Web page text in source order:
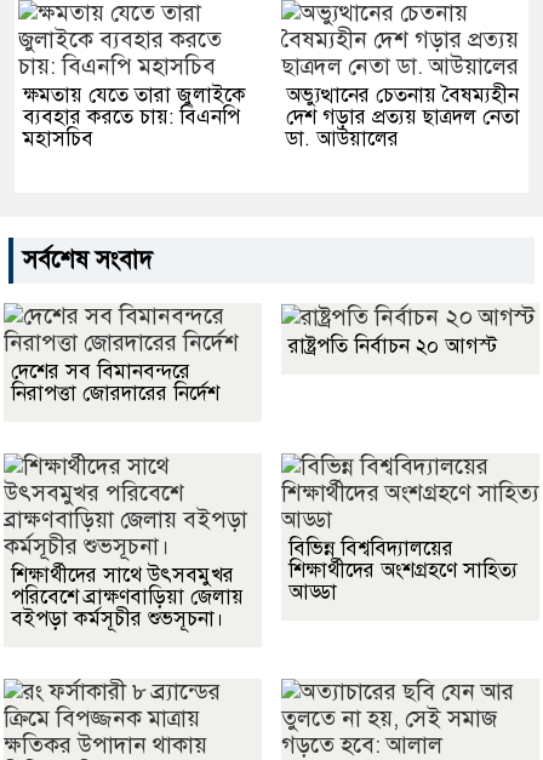
ক্ষমতায় যেতে তারা জুলাইকে
ব্যবহার করতে চায়: বিএনপি
মহাসচিব
অভ্যুত্থানের চেতনায় বৈষম্যহীন
দেশ গড়ার প্রত্যয় ছাত্রদল নেতা
ডা. আউয়ালের
সর্বশেষ সংবাদ
দেশের সব বিমানবন্দরে
নিরাপত্তা জোরদারের নির্দেশ
রাষ্ট্রপতি নির্বাচন ২০ আগস্ট
শিক্ষার্থীদের সাথে উৎসবমুখর
পরিবেশে ব্রাক্ষণবাড়িয়া জেলায়
বইপড়া কর্মসূচীর শুভসূচনা।
বিভিন্ন বিশ্ববিদ্যালয়ের
শিক্ষার্থীদের অংশগ্রহণে সাহিত্য
আড্ডা